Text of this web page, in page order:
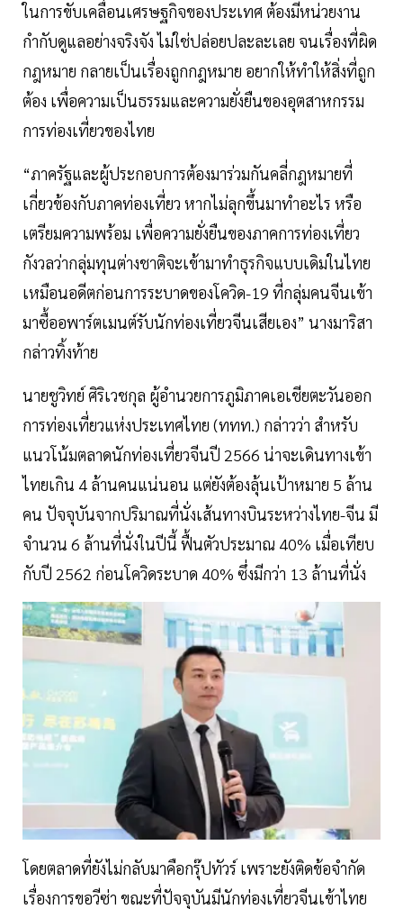
ในการขับเคลื่อนเศรษฐกิจของประเทศ ต้องมีหน่วยงาน
กำกับดูแลอย่างจริงจัง ไม่ใช่ปล่อยปละละเลย จนเรื่องที่ผิด
กฎหมาย กลายเป็นเรื่องถูกกฎหมาย อยากให้ทำให้สิ่งที่ถูก
ต้อง เพื่อความเป็นธรรมและความยั่งยืนของอุตสาหกรรม
การท่องเที่ยวของไทย
“ภาครัฐและผู้ประกอบการต้องมาร่วมกันคลี่กฎหมายที่
เกี่ยวข้องกับภาคท่องเที่ยว หากไม่ลุกขึ้นมาทำอะไร หรือ
เตรียมความพร้อม เพื่อความยั่งยืนของภาคการท่องเที่ยว
กังวลว่ากลุ่มทุนต่างชาติจะเข้ามาทำธุรกิจแบบเดิมในไทย
เหมือนอดีตก่อนการระบาดของโควิด-19 ที่กลุ่มคนจีนเข้า
มาซื้ออพาร์ตเมนต์รับนักท่องเที่ยวจีนเสียเอง” นางมาริสา
กล่าวทิ้งท้าย
นายชูวิทย์ ศิริเวชกุล ผู้อำนวยการภูมิภาคเอเชียตะวันออก
การท่องเที่ยวแห่งประเทศไทย (ททท.) กล่าวว่า สำหรับ
แนวโน้มตลาดนักท่องเที่ยวจีนปี 2566 น่าจะเดินทางเข้า
ไทยเกิน 4 ล้านคนแน่นอน แต่ยังต้องลุ้นเป้าหมาย 5 ล้าน
คน ปัจจุบันจากปริมาณที่นั่งเส้นทางบินระหว่างไทย-จีน มี
จำนวน 6 ล้านที่นั่งในปีนี้ ฟื้นตัวประมาณ 40% เมื่อเทียบ
กับปี 2562 ก่อนโควิดระบาด 40% ซึ่งมีกว่า 13 ล้านที่นั่ง
โดยตลาดที่ยังไม่กลับมาคือกรุ๊ปทัวร์ เพราะยังติดข้อจำกัด
เรื่องการขอวีซ่า ขณะที่ปัจจุบันมีนักท่องเที่ยวจีนเข้าไทย